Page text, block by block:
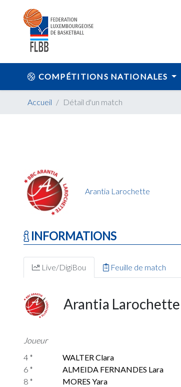
COMPÉTITIONS NATIONALES
Accueil Détail d'un match
Arantia Larochette
INFORMATIONS
Live/DigiBou Feuille de match
Arantia Larochette
Joueur
4 *
WALTER Clara
6 *
ALMEIDA FERNANDES Lara
8 *
MORES Yara